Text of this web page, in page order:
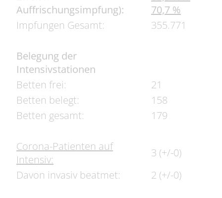
Auffrischungsimpfung):
70,7 %
Impfungen Gesamt:
355.771
Belegung der
Intensivstationen
Betten frei:
21
Betten belegt:
158
Betten gesamt:
179
Corona-Patienten auf
Intensiv:
3 (+/-0)
Davon invasiv beatmet:
2 (+/-0)